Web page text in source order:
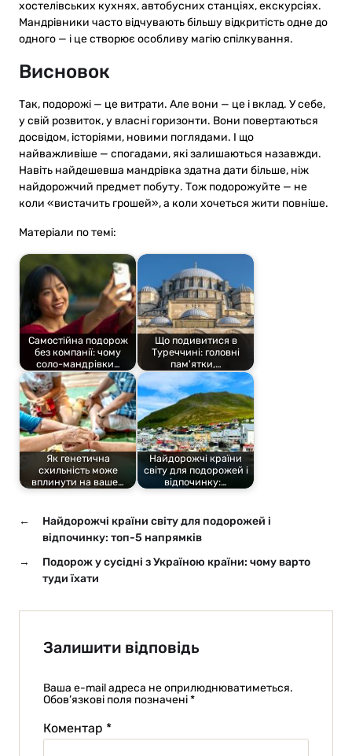
хостелівських кухнях, автобусних станціях, екскурсіях.
Мандрівники часто відчувають більшу відкритість одне до
одного — і це створює особливу магію спілкування.
Висновок
Так, подорожі — це витрати. Але вони — це і вклад. У себе,
у свій розвиток, у власні горизонти. Вони повертаються
досвідом, історіями, новими поглядами. І що
найважливіше — спогадами, які залишаються назавжди.
Навіть найдешевша мандрівка здатна дати більше, ніж
найдорожчий предмет побуту. Тож подорожуйте — не
коли «вистачить грошей», а коли хочеться жити повніше.
Матеріали по темі:
Самостійна подорож
без компанії: чому
соло-мандрівки…
Що подивитися в
Туреччині: головні
пам'ятки,…
Як генетична
схильність може
вплинути на ваше…
Найдорожчі країни
світу для подорожей і
відпочинку:…
←
Найдорожчі країни світу для подорожей і
відпочинку: топ-5 напрямків
→
Подорож у сусідні з Україною країни: чому варто
туди їхати
Залишити відповідь
Ваша e-mail адреса не оприлюднюватиметься.
Обов’язкові поля позначені*
Коментар *